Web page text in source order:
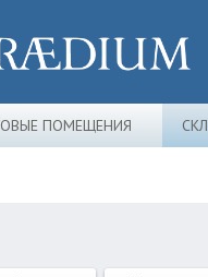
ПОМЕЩЕНИЯ